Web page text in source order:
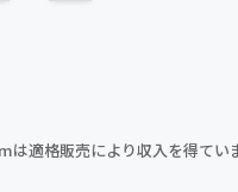
適格販売により収入を得てい